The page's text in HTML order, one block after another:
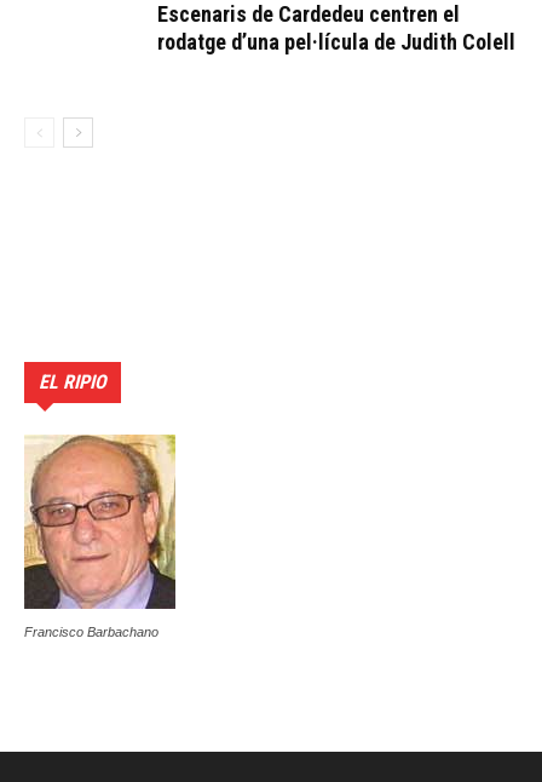
Escenaris de Cardedeu centren el
rodatge d’una pel·lícula de Judith Colell
EL RIPIO
Francisco Barbachano